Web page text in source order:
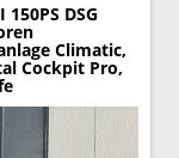
150PS DSG
Climatic,
Cockpit Pro,